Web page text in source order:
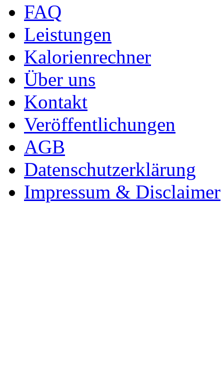
FAQ
Leistungen
Kalorienrechner
Über uns
Kontakt
Veröffentlichungen
AGB
Datenschutzerklärung
Impressum & Disclaimer